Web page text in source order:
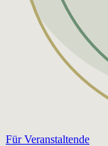
Für Veranstaltende